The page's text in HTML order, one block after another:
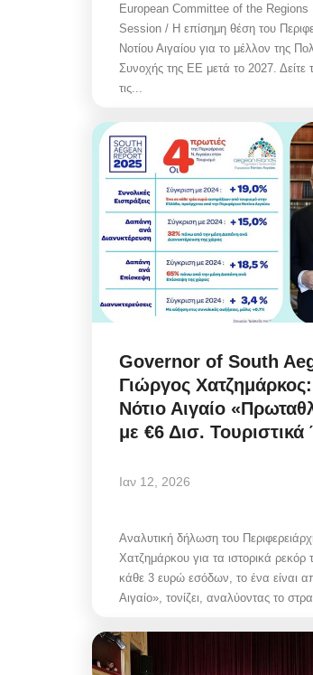
European Committee of the Regions
Session / Η επίσημη θέση του
Νοτίου Αιγαίου για το μέλλον της
Συνοχής της ΕΕ μετά το 2027. Δείτε
τις...
Governor of South
Γιώργος
Νότιο Αιγαίο
με €6 Δισ.
Ιαν 12, 2026
Αναλυτική δήλωση του
Χατζημάρκου για τα ιστορικά ρεκόρ
κάθε 3 ευρώ εσόδων, το ένα είναι
Αιγαίο», τονίζει, αναλύοντας το